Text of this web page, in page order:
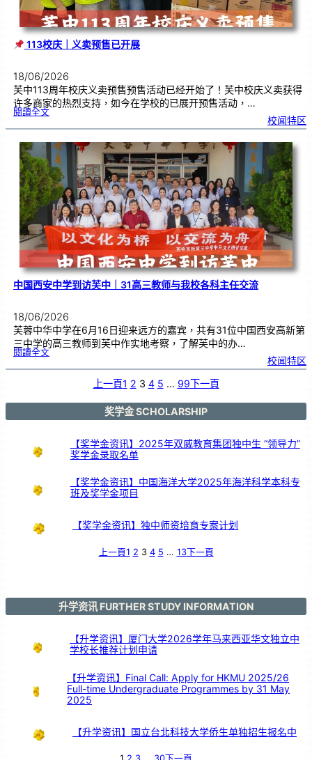
113校庆｜义卖预售已开展
18/06/2026
芙中113周年校庆义卖预售预售活动已经开始了！芙中校庆义卖获得
许多商家的热烈支持，如今在学校的已展开预售活动，…
閱讀全文:
1
庆
｜
义
卖
预
售
已
开
展
校闻特区
中国西安中学到访芙中｜31高三教师与我校各科主任交流
18/06/2026
芙蓉中华中学在6月16日迎来远方的嘉宾，共有31位中国西安高新第
三中学的高三教师到芙中作实地考察，了解芙中的办…
閱讀全文:中
安
｜
高
校闻特区
上一頁1 2 3 4 5 … 99下一頁
奖学金 SCHOLARSHIP
【奖学金资讯】2025年双威教育集团独中生 “领导力”
奖学金录取名单
【奖学金资讯】中国海洋大学2025年海洋科学本科专
班及奖学金项目
【奖学金资讯】独中师资培育专案计划
上一頁1 2 3 4 5 … 13下一頁
升学资讯 FURTHER STUDY INFORMATION
【升学资讯】厦门大学2026学年马来西亚华文独立中
学校长推荐计划申请
【升学资讯】Final Call: Apply for HKMU 2025/26
Full-time Undergraduate Programmes by 31 May
2025
【升学资讯】国立台北科技大学侨生单独招生报名中